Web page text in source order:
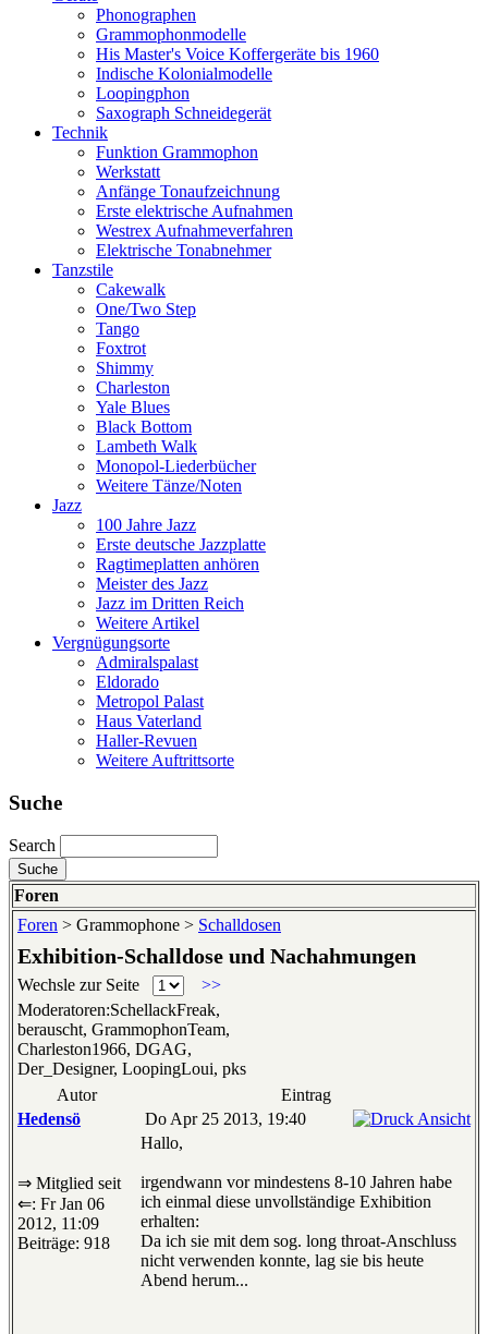
Phonographen
Grammophonmodelle
His Master's Voice Koffergeräte bis 1960
Indische Kolonialmodelle
Loopingphon
Saxograph Schneidegerät
Technik
Funktion Grammophon
Werkstatt
Anfänge Tonaufzeichnung
Erste elektrische Aufnahmen
Westrex Aufnahmeverfahren
Elektrische Tonabnehmer
Tanzstile
Cakewalk
One/Two Step
Tango
Foxtrot
Shimmy
Charleston
Yale Blues
Black Bottom
Lambeth Walk
Monopol-Liederbücher
Weitere Tänze/Noten
Jazz
100 Jahre Jazz
Erste deutsche Jazzplatte
Ragtimeplatten anhören
Meister des Jazz
Jazz im Dritten Reich
Weitere Artikel
Vergnügungsorte
Admiralspalast
Eldorado
Metropol Palast
Haus Vaterland
Haller-Revuen
Weitere Auftrittsorte
Suche
Search
Foren
Foren > Grammophone > Schalldosen
Exhibition-Schalldose und Nachahmungen
Wechsle zur Seite
>>
Moderatoren:SchellackFreak,
berauscht, GrammophonTeam,
Charleston1966, DGAG,
Der_Designer, LoopingLoui, pks
Autor
Eintrag
Hedensö
Do Apr 25 2013, 19:40
⇒ Mitglied seit
⇐: Fr Jan 06
2012, 11:09
Beiträge: 918
Hallo,
irgendwann vor mindestens 8-10 Jahren habe
ich einmal diese unvollständige Exhibition
erhalten:
Da ich sie mit dem sog. long throat-Anschluss
nicht verwenden konnte, lag sie bis heute
Abend herum...